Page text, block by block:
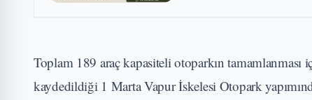
Toplam 189 araç kapasiteli otoparkın
kaydedildiği 1 Marta Vapur İskelesi Otopark